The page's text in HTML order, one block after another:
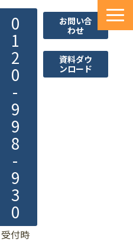
0
1
2
0
-
9
9
8
-
9
3
0
受付時
お問い合
わせ
資料ダウ
ンロード